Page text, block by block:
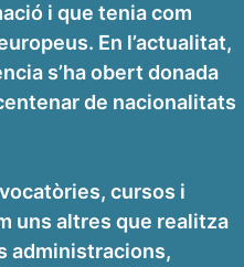
i que tenia com
En l’actualitat,
s’ha obert donada
de nacionalitats
cursos i
uns altres que realitza
administracions,